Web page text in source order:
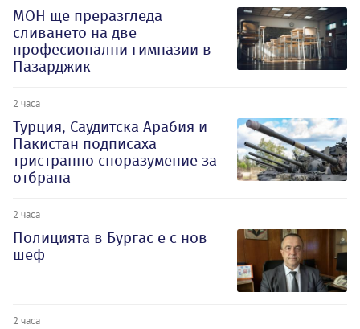
МОН ще преразгледа
сливането на две
професионални гимназии в
Пазарджик
2 часа
Турция, Саудитска Арабия и
Пакистан подписаха
тристранно споразумение за
отбрана
2 часа
Полицията в Бургас е с нов
шеф
2 часа